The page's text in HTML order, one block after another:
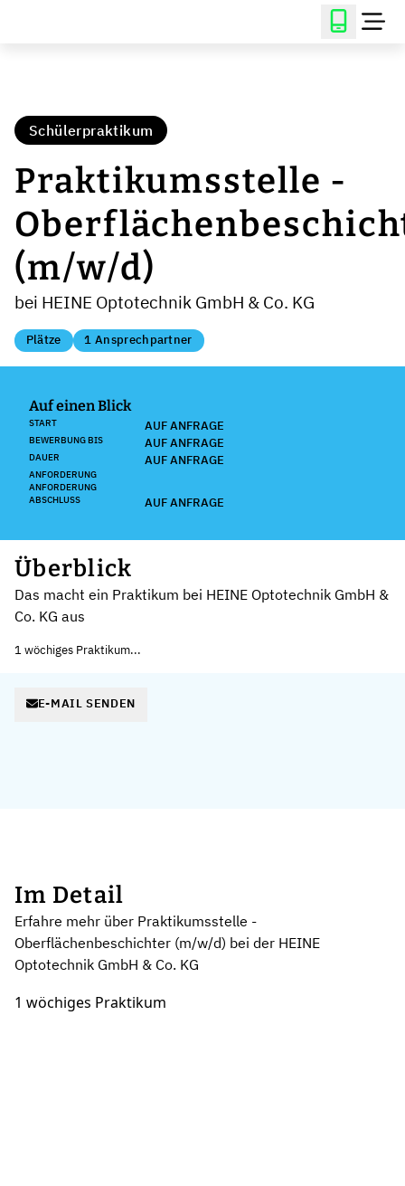
Schülerpraktikum
Praktikumsstelle -
(m/w/d)
bei HEINE Optotechnik GmbH & Co. KG
Plätze 1 Ansprechpartner
Auf einen Blick
START AUF ANFRAGE
BEWERBUNG BIS AUF ANFRAGE
DAUER AUF ANFRAGE
ANFORDERUNG
ANFORDERUNG
ABSCHLUSS
AUF ANFRAGE
Überblick
Das macht ein Praktikum bei HEINE Optotechnik GmbH &
Co. KG aus
1 wöchiges Praktikum...
E-MAIL SENDEN
Im Detail
Erfahre mehr über Praktikumsstelle -
Oberflächenbeschichter (m/w/d) bei der HEINE
Optotechnik GmbH & Co. KG
1 wöchiges Praktikum